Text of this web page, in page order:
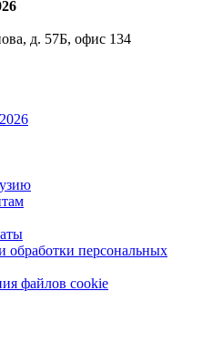
д. 57Б, офис 134
персональных
файлов cookie